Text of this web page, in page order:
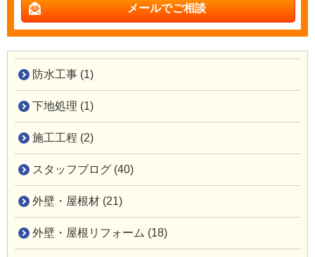
メールでご相談
防水工事 (1)
下地処理 (1)
施工工程 (2)
スタッフブログ (40)
外壁・屋根材 (21)
外壁・屋根リフォーム (18)